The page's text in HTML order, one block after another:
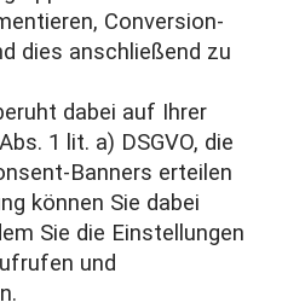
Conversion-
dies anschließend zu
dabei auf Ihrer
1 lit. a) DSGVO, die
Banners erteilen
können Sie dabei
Sie die Einstellungen
und